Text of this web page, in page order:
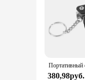
380,98руб.